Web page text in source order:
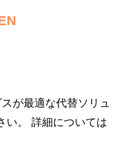
が最適な代替ソリュ
い。 詳細については